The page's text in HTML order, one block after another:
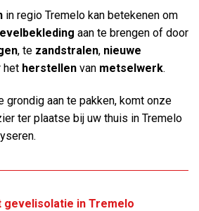
in regio Tremelo kan betekenen om
aan te brengen of door
, te zandstralen, nieuwe
het herstellen van metselwerk.
grondig aan te pakken, komt onze
ter plaatse bij uw thuis in Tremelo
gevelisolatie in Tremelo